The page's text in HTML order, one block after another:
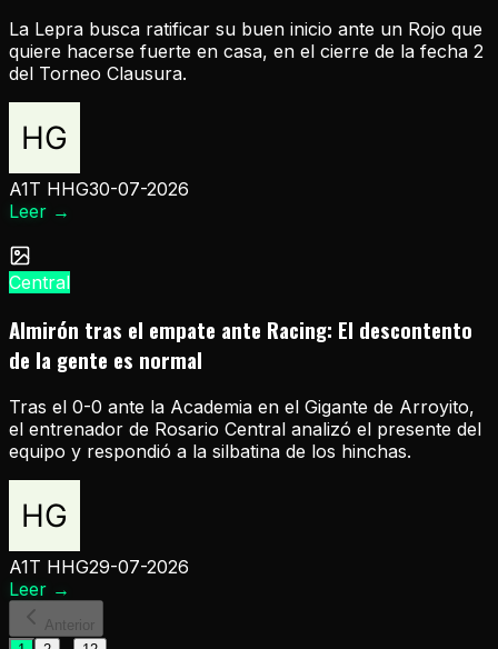
La Lepra busca ratificar su buen inicio ante un Rojo que
quiere hacerse fuerte en casa, en el cierre de la fecha 2
del Torneo Clausura.
A1T HHG30-07-2026
Leer →
Central
Almirón tras el empate ante Racing: El descontento
de la gente es normal
Tras el 0-0 ante la Academia en el Gigante de Arroyito,
el entrenador de Rosario Central analizó el presente del
equipo y respondió a la silbatina de los hinchas.
A1T HHG29-07-2026
Leer →
Anterior